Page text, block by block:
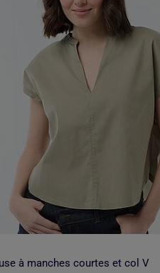
à manches courtes et col V